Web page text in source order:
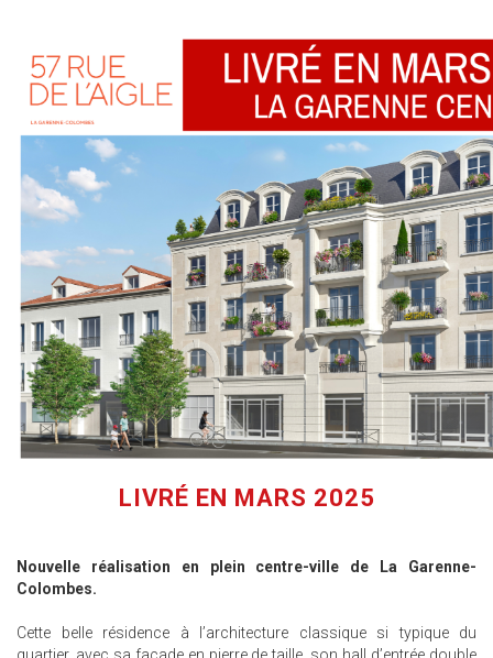
LIVRÉ EN MARS 2025
Nouvelle réalisation en plein centre-ville de La Garenne-
Colombes.
Cette belle résidence à l’architecture classique si typique du